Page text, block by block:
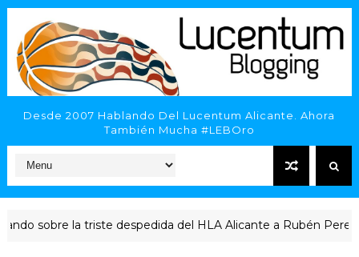
Desde 2007 Hablando Del Lucentum Alicante. Ahora
También Mucha #LEBOro
sobre la triste despedida del HLA Alicante a Rubén Perelló